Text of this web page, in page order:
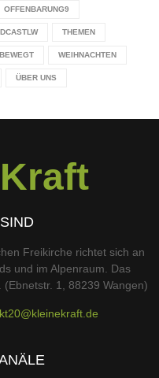
OFFENBARUNG9
THEMEN
WEIHNACHTEN
ÜBER UNS
Freikirche richtet sich an
und im Alpenraum. Das
1, 88239 Wangen)